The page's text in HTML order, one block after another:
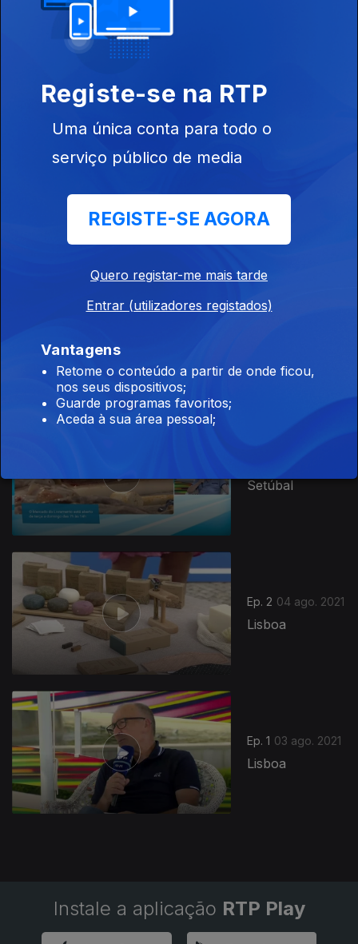
Setúbal
Ep. 2 04 ago. 2021
Lisboa
Ep. 1 03 ago. 2021
Lisboa
561220
Instale a aplicação RTP Play
Registe-se na RTP
Uma única conta para todo o
serviço público de media
REGISTE-SE AGORA
Quero registar-me mais tarde
Entrar (utilizadores registados)
Vantagens
Retome o conteúdo a partir de onde ficou,
nos seus dispositivos;
Guarde programas favoritos;
Aceda à sua área pessoal;